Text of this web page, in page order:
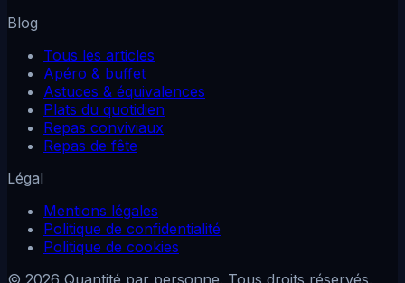
Blog
Tous les articles
Apéro & buffet
Astuces & équivalences
Plats du quotidien
Repas conviviaux
Repas de fête
Légal
Mentions légales
Politique de confidentialité
Politique de cookies
© 2026 Quantité par personne. Tous droits réservés.